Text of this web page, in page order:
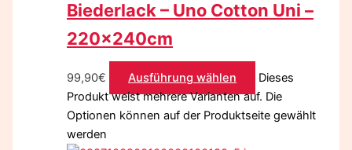
Biederlack – Uno Cotton Uni –
220x240cm
99,90€ Ausführung wählen
Dieses
Produkt weist mehrere Varianten auf. Die
Optionen können auf der Produktseite gewählt
werden